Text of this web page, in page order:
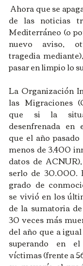
Ahora que se apaga un poco el brillo
de las noticias
Mediterráneo (o
nuevo aviso,
tragedia
pasar en limpio lo
La Organización
las Migraciones
que si la
desenfrenada en
que el año
menos de 3.400
datos de
serlo de 30.000.
grado de
se vivió en los
de la sumatoria
30 veces más
del año que a
superando en el
víctimas (frente a